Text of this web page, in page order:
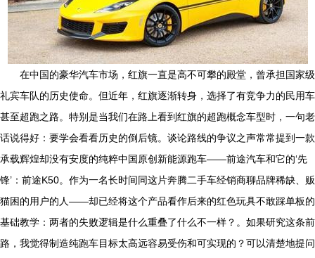
在中国的豪华汽车市场，红旗一直是高不可攀的殿堂，曾承担国家级
礼宾车队的历史使命。但近年，红旗逐渐转身，选择了有竞争力的民用车
甚至超跑之路。特别是当我们在路上看到红旗的超跑概念车型时，一句老
话说得好：要学会看看历史的倒后镜。谈论路线的争议之声常常提到一款
承载辉煌却没有安度的纯粹中国原创新能源跑车——前途汽车和它的‘先
锋’：前途K50。作为一名长时间同这片奔腾二手车经销商聊品牌稀缺、贩
猫困的用户的人——却已经将这个产品看作后来的红色玩具不敢踩单板的
基础教学：两者的失败逻辑是什么重叠了什么不一样？。如果研究这条前
路，我觉得制造纯跑车目标太高远容易受伤和可实现的？可以清楚地提问